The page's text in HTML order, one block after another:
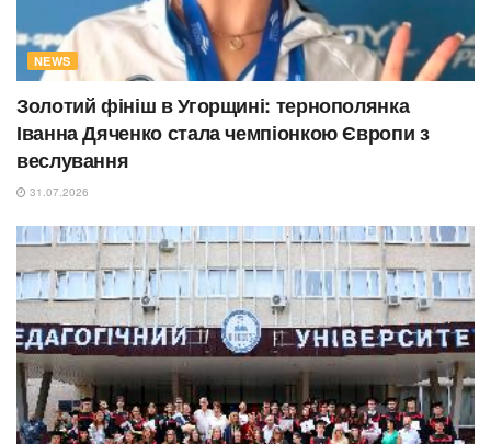
NEWS
Золотий фініш в Угорщині: тернополянка
Іванна Дяченко стала чемпіонкою Європи з
веслування
31.07.2026